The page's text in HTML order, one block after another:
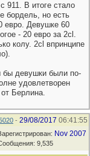
911. В итоге стало
бордель, но есть
евро. Девушке 60
- 20 евро за 2cl.
колу. 2сl впринципе
бы девушки были по-
удовлетворен
Берлина.
- 29/08/2017 06:41:55
Nov 2007
9,535